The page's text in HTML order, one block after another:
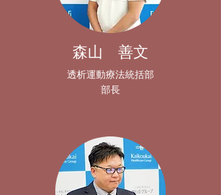
​森山 善文
透析運動療法統括部
​部長